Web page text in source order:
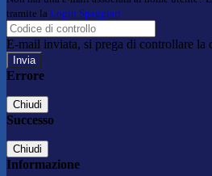
tramite la Login Spaggiari
E-mail inviata, si prega di controllare la
Errore
Chiudi
Successo
Chiudi
Informazione